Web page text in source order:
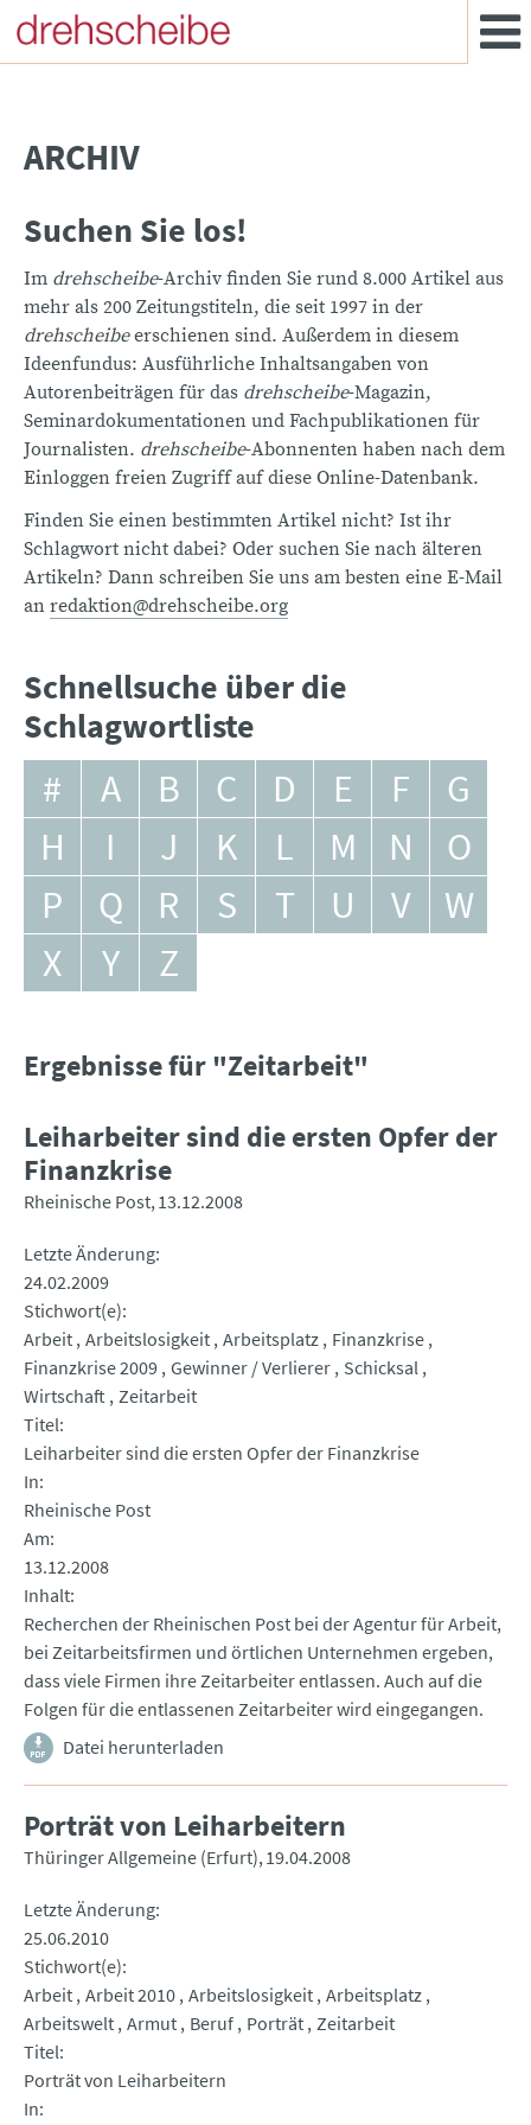
ARCHIV
Suchen Sie los!
Im drehscheibe-Archiv finden Sie rund 8.000 Artikel aus
mehr als 200 Zeitungstiteln, die seit 1997 in der
drehscheibeerschienen sind. Außerdem in diesem
Ideenfundus: Ausführliche Inhaltsangaben von
Autorenbeiträgen für das drehscheibe-Magazin,
Seminardokumentationen und Fachpublikationen für
Journalisten. drehscheibe-Abonnenten haben nach dem
Einloggen freien Zugriff auf diese Online-Datenbank.
Finden Sie einen bestimmten Artikel nicht? Ist ihr
Schlagwort nicht dabei? Oder suchen Sie nach älteren
Artikeln? Dann schreiben Sie uns am besten eine E-Mail
an redaktion@drehscheibe.org
Schnellsuche über die
Schlagwortliste
# A B C D E F
G
H
I J K L M N
O
P
Q R S T U V
W
X
Y Z
Ergebnisse für "Zeitarbeit"
Leiharbeiter sind die ersten Opfer der
Finanzkrise
Rheinische Post 13.12.2008
Letzte Änderung
24.02.2009
Stichwort(e)
Arbeit Arbeitslosigkeit Arbeitsplatz Finanzkrise
Finanzkrise 2009 Gewinner / Verlierer Schicksal
Wirtschaft Zeitarbeit
Titel
Leiharbeiter sind die ersten Opfer der Finanzkrise
In
Rheinische Post
Am
13.12.2008
Inhalt
Recherchen der Rheinischen Post bei der Agentur für Arbeit,
bei Zeitarbeitsfirmen und örtlichen Unternehmen ergeben,
dass viele Firmen ihre Zeitarbeiter entlassen. Auch auf die
Folgen für die entlassenen Zeitarbeiter wird eingegangen.
Datei herunterladen
Porträt von Leiharbeitern
Thüringer Allgemeine (Erfurt) 19.04.2008
Letzte Änderung
25.06.2010
Stichwort(e)
Arbeit Arbeit 2010 Arbeitslosigkeit Arbeitsplatz
Arbeitswelt Armut Beruf Porträt Zeitarbeit
Titel
Porträt von Leiharbeitern
In